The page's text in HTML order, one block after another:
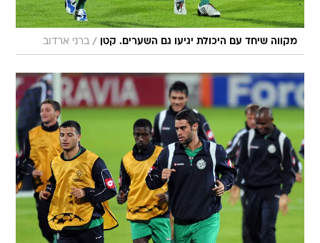
מקווה שיחד עם היכולת יגיעו גם השערים. קטן / ברני ארדוב